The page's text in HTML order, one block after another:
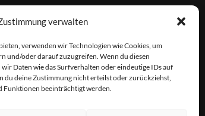
verwalten
verwenden wir Technologien wie Cookies, um
und/oder darauf zuzugreifen. Wenn du diesen
Daten wie das Surfverhalten oder eindeutige IDs auf
du deine Zustimmung nicht erteilst oder zurückziehst,
Funktionen beeinträchtigt werden.
ich die Datenschutzbestimmungen